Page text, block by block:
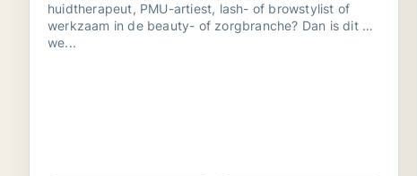
huidtherapeut, PMU-artiest, lash- of browstylist of
werkzaam in de beauty- of zorgbranche? Dan is dit de
we...